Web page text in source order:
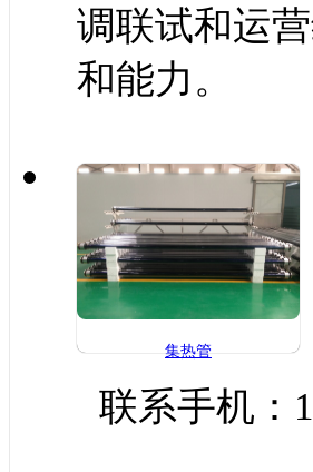
调联试和运
和能力。
集热管
联系手机：